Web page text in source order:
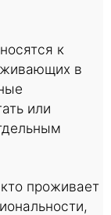
к
в
или
проживает